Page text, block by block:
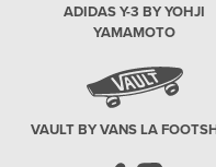
ADIDAS Y-3 BY YOHJI
YAMAMOTO
VAULT BY VANS LA